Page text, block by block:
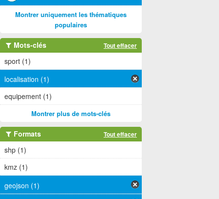
Montrer uniquement les thématiques
populaires
Mots-clés Tout effacer
sport (1)
localisation (1)
equipement (1)
Montrer plus de mots-clés
Formats Tout effacer
shp (1)
kmz (1)
geojson (1)